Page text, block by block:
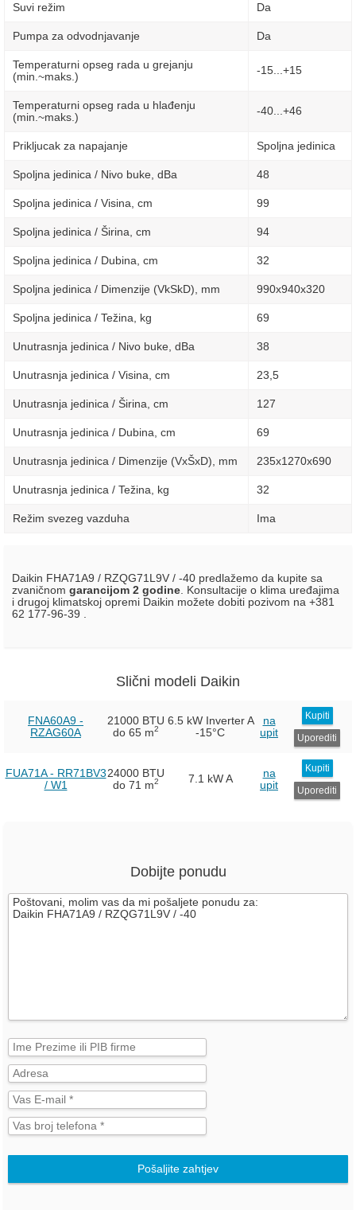
Suvi režim Da
Pumpa za odvodnjavanje Da
Temperaturni opseg rada u grejanju
(min.~maks.)
-15...+15
Temperaturni opseg rada u hlađenju
(min.~maks.)
-40...+46
Prikljucak za napajanje Spoljna jedinica
Spoljna jedinica / Nivo buke, dBa 48
Spoljna jedinica / Visina, сm 99
Spoljna jedinica / Širina, сm 94
Spoljna jedinica / Dubina, сm 32
Spoljna jedinica / Dimenzije (VkSkD), mm 990x940x320
Spoljna jedinica / Težina, kg 69
Unutrasnja jedinica / Nivo buke, dBa 38
Unutrasnja jedinica / Visina, сm 23,5
Unutrasnja jedinica / Širina, сm 127
Unutrasnja jedinica / Dubina, сm 69
Unutrasnja jedinica / Dimenzije (VxŠxD), mm 235х1270х690
Unutrasnja jedinica / Težina, kg 32
Režim svezeg vazduha Ima
Daikin FHA71A9 / RZQG71L9V / -40 predlažemo da kupite sa
zvaničnom garancijom 2 godine . Konsultacije o klima uređajima
i drugoj klimatskoj opremi Daikin možete dobiti pozivom na +381
62 177-96-39 .
Slični modeli Daikin
FNA60A9 -
RZAG60A
21000 BTU
do 65 m2
6.5 kW Inverter A
-15°C
na
upit
Kupiti
Uporediti
FUA71A - RR71BV3
/ W1
24000 BTU
do 71 m2 7.1 kW A
na
upit
Kupiti
Uporediti
Dobijte ponudu
Pošaljite zahtjev